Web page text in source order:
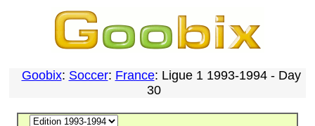
Goobix: Soccer: France: Ligue 1 1993-1994 - Day
30